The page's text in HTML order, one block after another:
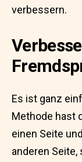
verbessern.
Es ist ganz
Methode hast
einen Seite
anderen